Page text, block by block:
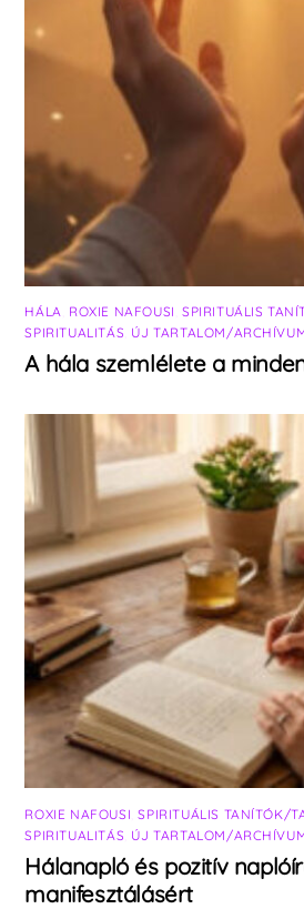
HÁLA ROXIE NAFOUSI SPIRITUÁLIS
SPIRITUALITÁS ÚJ TARTALOM/
A hála szemlélete a
ROXIE NAFOUSI ,SPIRITUÁLIS TANÍTÓK/
SPIRITUALITÁS ÚJ TARTALOM/
Hálanapló és pozitív
manifesztálásért